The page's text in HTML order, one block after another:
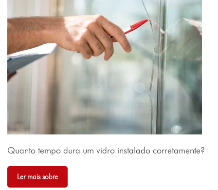
Quanto tempo dura um vidro instalado corretamente?
Ler mais sobre